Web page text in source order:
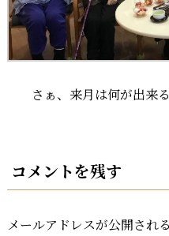
さぁ、来月は何が出来
コメントを残す
メールアドレスが公開され